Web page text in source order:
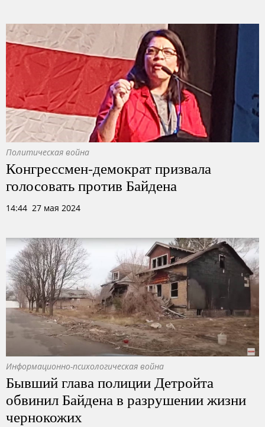
Политическая война
Конгрессмен-демократ призвала
голосовать против Байдена
14:44 27 мая 2024
Информационно-психологическая война
Бывший глава полиции Детройта
обвинил Байдена в разрушении жизни
чернокожих